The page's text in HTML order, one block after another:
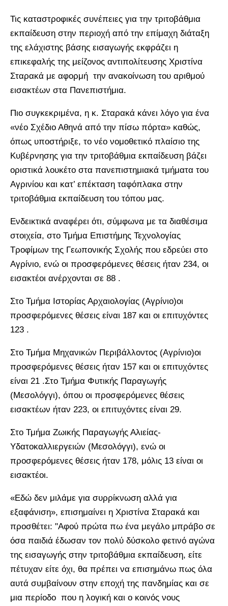
Τις καταστροφικές συνέπειες για την τριτοβάθμια
εκπαίδευση στην περιοχή από την επίμαχη διάταξη
της ελάχιστης βάσης εισαγωγής εκφράζει η
επικεφαλής της μείζονος αντιπολίτευσης Χριστίνα
Σταρακά με αφορμή την ανακοίνωση του αριθμού
εισακτέων στα Πανεπιστήμια.
Πιο συγκεκριμένα, η κ. Σταρακά κάνει λόγο για ένα
«νέο Σχέδιο Αθηνά από την πίσω πόρτα» καθώς,
όπως υποστήριξε, το νέο νομοθετικό πλαίσιο της
Κυβέρνησης για την τριτοβάθμια εκπαίδευση βάζει
οριστικά λουκέτο στα πανεπιστημιακά τμήματα του
Αγρινίου και κατ’ επέκταση ταφόπλακα στην
τριτοβάθμια εκπαίδευση του τόπου μας.
Ενδεικτικά αναφέρει ότι, σύμφωνα με τα διαθέσιμα
στοιχεία, στο Τμήμα Επιστήμης Τεχνολογίας
Τροφίμων της Γεωπονικής Σχολής που εδρεύει στο
Αγρίνιο, ενώ οι προσφερόμενες θέσεις ήταν 234, οι
εισακτέοι ανέρχονται σε 88 .
Στο Τμήμα Ιστορίας Αρχαιολογίας (Αγρίνιο)οι
προσφερόμενες θέσεις είναι 187 και οι επιτυχόντες
123 .
Στο Τμήμα Μηχανικών Περιβάλλοντος (Αγρίνιο)οι
προσφερόμενες θέσεις ήταν 157 και οι επιτυχόντες
είναι 21 .Στο Τμήμα Φυτικής Παραγωγής
(Μεσολόγγι), όπου οι προσφερόμενες θέσεις
εισακτέων ήταν 223, οι επιτυχόντες είναι 29.
Στο Τμήμα Ζωικής Παραγωγής Αλιείας-
Υδατοκαλλιεργειών (Μεσολόγγι), ενώ οι
προσφερόμενες θέσεις ήταν 178, μόλις 13 είναι οι
εισακτέοι.
«Εδώ δεν μιλάμε για συρρίκνωση αλλά για
εξαφάνιση», επισημαίνει η Χριστίνα Σταρακά και
προσθέτει: "Αφού πρώτα πω ένα μεγάλο μπράβο σε
όσα παιδιά έδωσαν τον πολύ δύσκολο φετινό αγώνα
της εισαγωγής στην τριτοβάθμια εκπαίδευση, είτε
πέτυχαν είτε όχι, θα πρέπει να επισημάνω πως όλα
αυτά συμβαίνουν στην εποχή της πανδημίας και σε
μια περίοδο που η λογική και ο κοινός νους